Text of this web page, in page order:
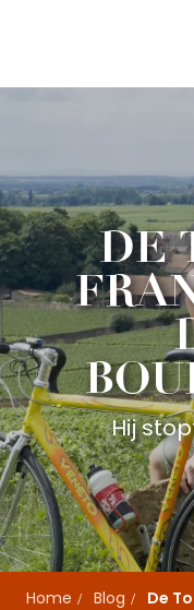
principal
DE
Hij
Home Blog De